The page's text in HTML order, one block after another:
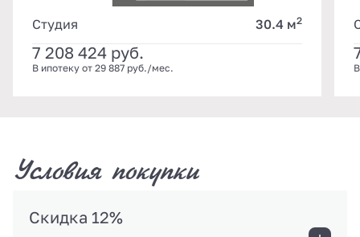
Студия 30.4 м2
7 208 424 руб.
В ипотеку от 29 887 руб./мес.
Условия покупки
Скидка 12%